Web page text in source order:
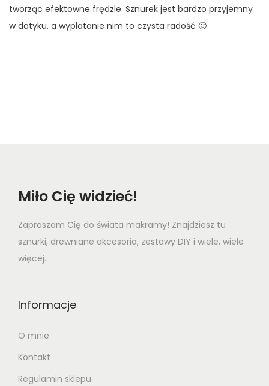
tworząc efektowne frędzle. Sznurek jest bardzo przyjemny
w dotyku, a wyplatanie nim to czysta radość 🙂
Miło Cię widzieć!
Zapraszam Cię do świata makramy! Znajdziesz tu
sznurki, drewniane akcesoria, zestawy DIY i wiele, wiele
więcej...
Informacje
O mnie
Kontakt
Regulamin sklepu